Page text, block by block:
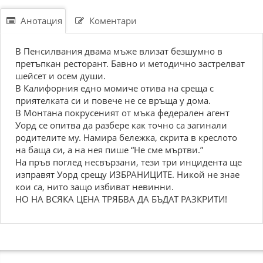
Анотация Коментари
В Пенсилвания двама мъже влизат безшумно в
претъпкан ресторант. Бавно и методично застрелват
шейсет и осем души.
В Калифорния едно момиче отива на среща с
приятелката си и повече не се връща у дома.
В Монтана покрусеният от мъка федерален агент
Уорд се опитва да разбере как точно са загинали
родителите му. Намира бележка, скрита в креслото
на баща си, а на нея пише “Не сме мъртви.”
На пръв поглед несвързани, тези три инцидента ще
изправят Уорд срещу ИЗБРАНИЦИТЕ. Никой не знае
кои са, нито защо избиват невинни.
НО НА ВСЯКА ЦЕНА ТРЯБВА ДА БЪДАТ РАЗКРИТИ!